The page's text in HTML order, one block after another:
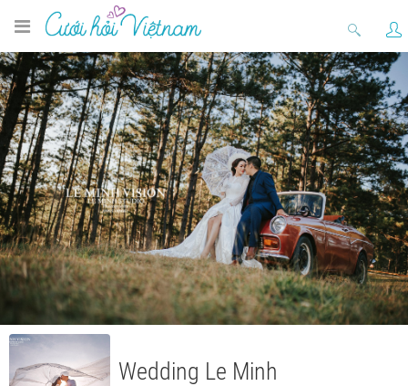
Wedding Le Minh